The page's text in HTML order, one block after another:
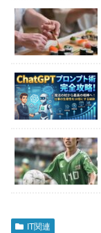
IT関連